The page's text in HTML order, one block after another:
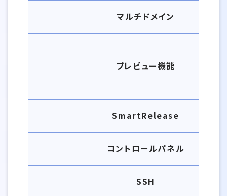
マルチドメイン
プレビュー機能
SmartRelease
コントロールパネル
SSH